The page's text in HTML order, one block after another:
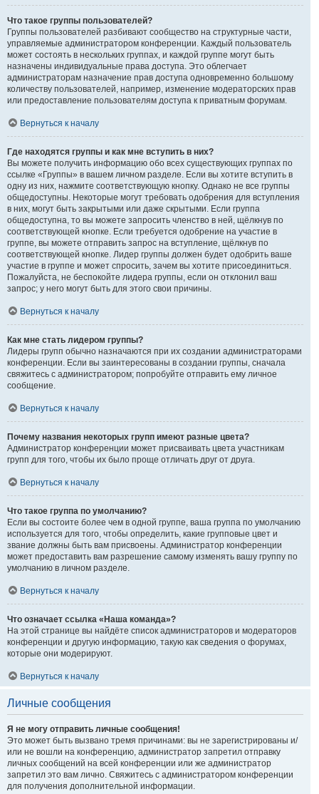
Что такое группы пользователей?
Группы пользователей разбивают сообщество на структурные части,
управляемые администратором конференции. Каждый пользователь
может состоять в нескольких группах, и каждой группе могут быть
назначены индивидуальные права доступа. Это облегчает
администраторам назначение прав доступа одновременно большому
количеству пользователей, например, изменение модераторских прав
или предоставление пользователям доступа к приватным форумам.
Вернуться к началу
Где находятся группы и как мне вступить в них?
Вы можете получить информацию обо всех существующих группах по
ссылке «Группы» в вашем личном разделе. Если вы хотите вступить в
одну из них, нажмите соответствующую кнопку. Однако не все группы
общедоступны. Некоторые могут требовать одобрения для вступления
в них, могут быть закрытыми или даже скрытыми. Если группа
общедоступна, то вы можете запросить членство в ней, щёлкнув по
соответствующей кнопке. Если требуется одобрение на участие в
группе, вы можете отправить запрос на вступление, щёлкнув по
соответствующей кнопке. Лидер группы должен будет одобрить ваше
участие в группе и может спросить, зачем вы хотите присоединиться.
Пожалуйста, не беспокойте лидера группы, если он отклонил ваш
запрос; у него могут быть для этого свои причины.
Вернуться к началу
Как мне стать лидером группы?
Лидеры групп обычно назначаются при их создании администраторами
конференции. Если вы заинтересованы в создании группы, сначала
свяжитесь с администратором; попробуйте отправить ему личное
сообщение.
Вернуться к началу
Почему названия некоторых групп имеют разные цвета?
Администратор конференции может присваивать цвета участникам
групп для того, чтобы их было проще отличать друг от друга.
Вернуться к началу
Что такое группа по умолчанию?
Если вы состоите более чем в одной группе, ваша группа по умолчанию
используется для того, чтобы определить, какие групповые цвет и
звание должны быть вам присвоены. Администратор конференции
может предоставить вам разрешение самому изменять вашу группу по
умолчанию в личном разделе.
Вернуться к началу
Что означает ссылка «Наша команда»?
На этой странице вы найдёте список администраторов и модераторов
конференции и другую информацию, такую как сведения о форумах,
которые они модерируют.
Вернуться к началу
Личные сообщения
Я не могу отправить личные сообщения!
Это может быть вызвано тремя причинами: вы не зарегистрированы и/
или не вошли на конференцию, администратор запретил отправку
личных сообщений на всей конференции или же администратор
запретил это вам лично. Свяжитесь с администратором конференции
для получения дополнительной информации.